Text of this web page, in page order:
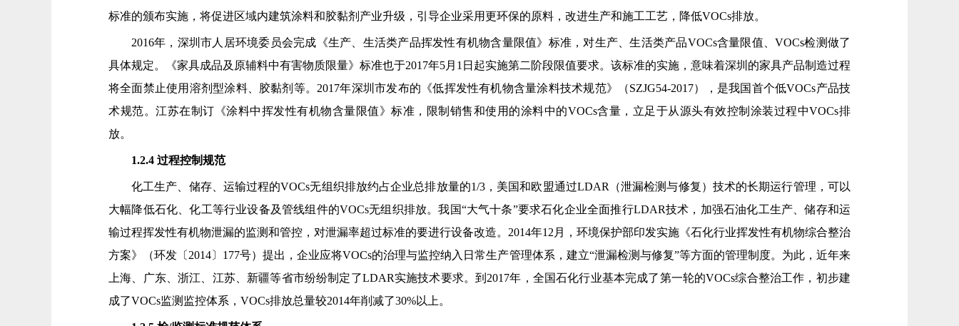
标准的颁布实施，将促进区域内建筑涂料和胶黏剂产业升级，引导企业采用更环保的原料，改进生产和施工工艺，降低VOCs排放。
2016年，深圳市人居环境委员会完成《生产、生活类产品挥发性有机物含量限值》标准，对生产、生活类产品VOCs含量限值、VOCs检测做了
具体规定。《家具成品及原辅料中有害物质限量》标准也于2017年5月1日起实施第二阶段限值要求。该标准的实施，意味着深圳的家具产品制造过程
将全面禁止使用溶剂型涂料、胶黏剂等。2017年深圳市发布的《低挥发性有机物含量涂料技术规范》（SZJG54-2017），是我国首个低VOCs产品技
术规范。江苏在制订《涂料中挥发性有机物含量限值》标准，限制销售和使用的涂料中的VOCs含量，立足于从源头有效控制涂装过程中VOCs排
放。
1.2.4 过程控制规范
化工生产、储存、运输过程的VOCs无组织排放约占企业总排放量的1/3，美国和欧盟通过LDAR（泄漏检测与修复）技术的长期运行管理，可以
大幅降低石化、化工等行业设备及管线组件的VOCs无组织排放。我国“大气十条”要求石化企业全面推行LDAR技术，加强石油化工生产、储存和运
输过程挥发性有机物泄漏的监测和管控，对泄漏率超过标准的要进行设备改造。2014年12月，环境保护部印发实施《石化行业挥发性有机物综合整治
方案》（环发〔2014〕177号）提出，企业应将VOCs的治理与监控纳入日常生产管理体系，建立“泄漏检测与修复”等方面的管理制度。为此，近年来
上海、广东、浙江、江苏、新疆等省市纷纷制定了LDAR实施技术要求。到2017年，全国石化行业基本完成了第一轮的VOCs综合整治工作，初步建
成了VOCs监测监控体系，VOCs排放总量较2014年削减了30%以上。